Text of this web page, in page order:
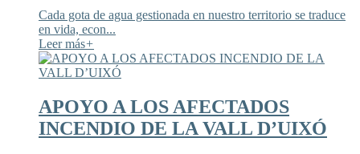
Cada gota de agua gestionada en nuestro territorio se traduce
en vida, econ...
Leer más+
APOYO A LOS AFECTADOS
INCENDIO DE LA VALL D’UIXÓ